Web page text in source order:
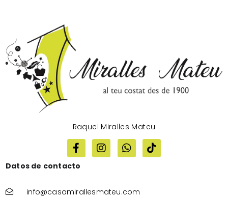
Raquel Miralles Mateu
Datos de contacto
info@casamirallesmateu.com